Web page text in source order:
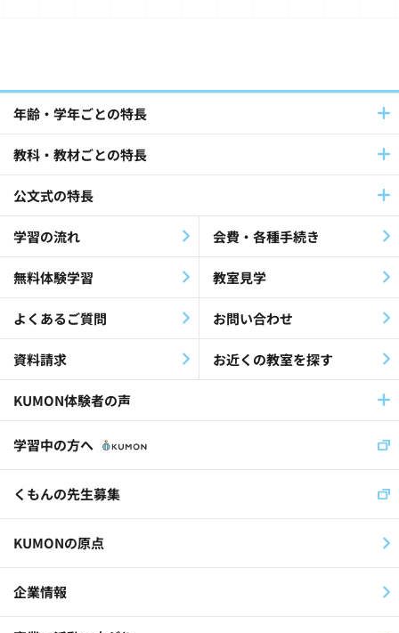
パートナーとの連携(42)
社員採用(9)
公文式教室(102)
障害児・障害者(60)
教材・指導(27)
公文公(35)
就労支援(24)
最終教材修了生(26)
KEIA(41)
認知症(26)
歌(12)
放課後等デイサービス(19)
児童福祉施設(11)
くもんの先生(30)
公文国際学園(29)
年齢・学年ごとの特長
教科・教材ごとの特長
公文式の特長
学習の流れ 会費・各種手続き
無料体験学習 教室見学
よくあるご質問 お問い合わせ
資料請求 お近くの教室を探す
KUMON体験者の声
学習中の方へ
くもんの先生募集
KUMONの原点
企業情報